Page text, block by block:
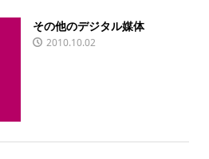
その他のデジタル媒体
2010.10.02